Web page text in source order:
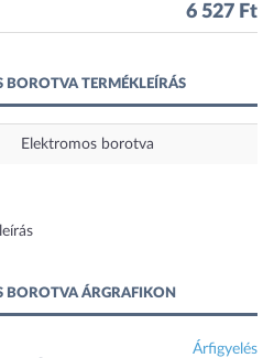
6 527 Ft
TERMÉKLEÍRÁS
Elektromos borotva
BOROTVA ÁRGRAFIKON
Árfigyelés